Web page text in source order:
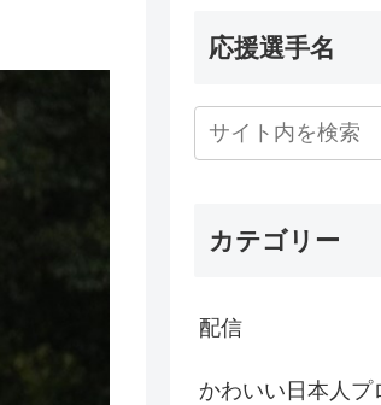
応援選手名
カテゴリー
配信
かわいい日本人プ